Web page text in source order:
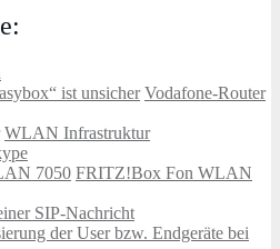
Vodafone-Router
WLAN Infrastruktur
FRITZ!Box Fon WLAN
SIP-Nachricht
der User bzw. Endgeräte bei